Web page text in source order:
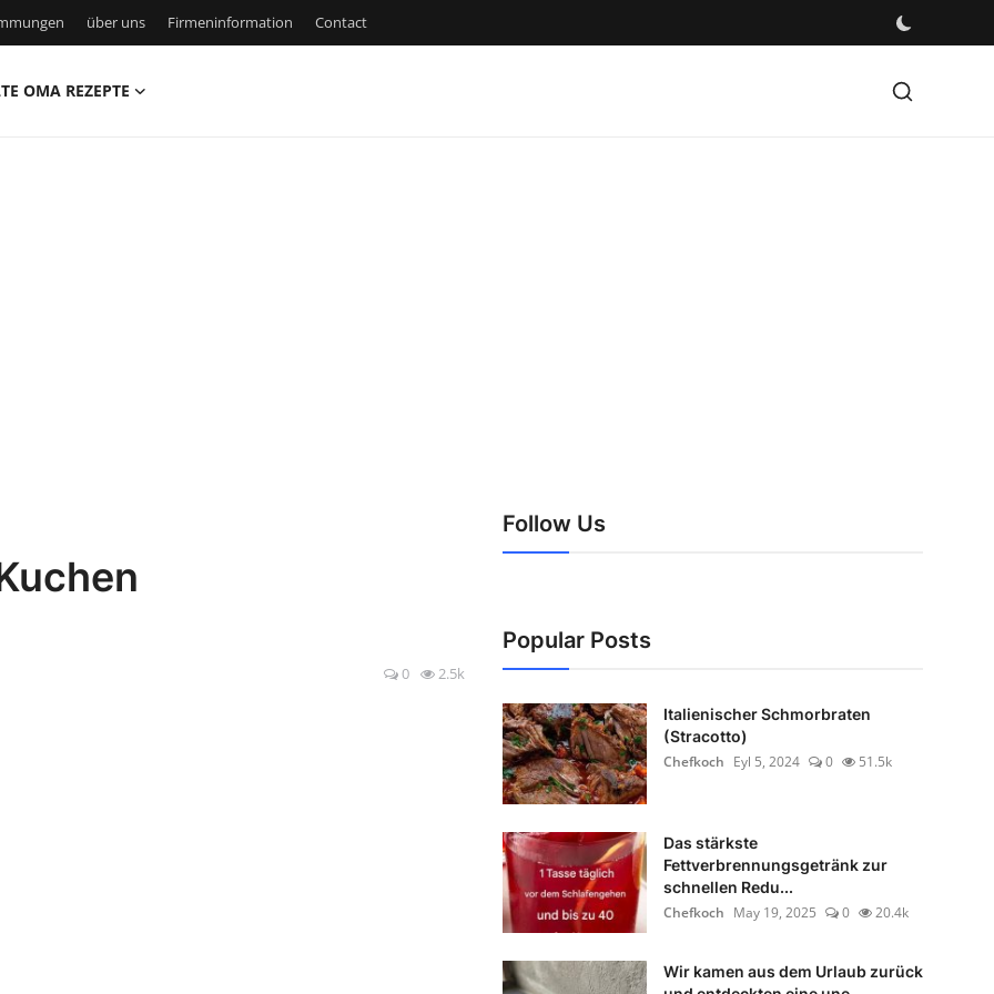
über uns Firmeninformation Contact
OMA REZEPTE
0 2.5k
Follow Us
Popular Posts
Italienischer Schmorbraten
(Stracotto)
Chefkoch Eyl 5, 2024 0 51.5k
Das stärkste
Fettverbrennungsgetränk zur
schnellen Redu...
Chefkoch May 19, 2025 0 20.4k
Wir kamen aus dem Urlaub zurück